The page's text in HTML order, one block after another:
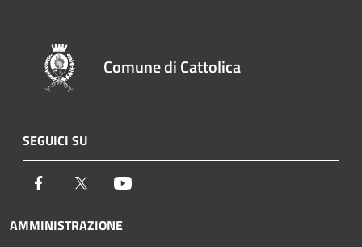
Comune di Cattolica
SEGUICI SU
Facebook Twitter
AMMINISTRAZIONE